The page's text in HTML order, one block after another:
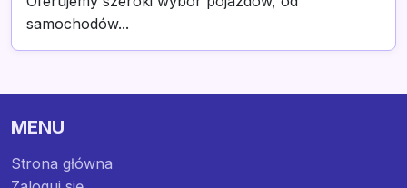
samochodów...
MENU
Strona główna